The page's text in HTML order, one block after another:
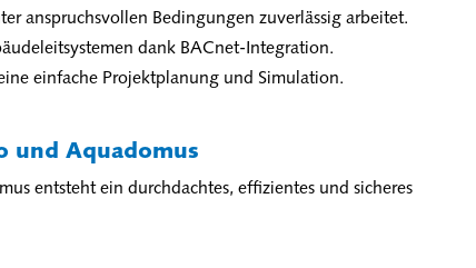
anspruchsvollen Bedingungen zuverlässig arbeitet.
dank BACnet-Integration.
einfache Projektplanung und Simulation.
und Aquadomus
entsteht ein durchdachtes, effizientes und sicheres